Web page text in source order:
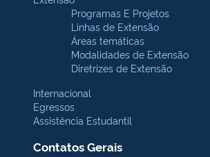
Programas E Projetos
Linhas de Extensão
Áreas temáticas
Modalidades de Extensão
Diretrizes de Extensão
Internacional
Egressos
Assistência Estudantil
Contatos Gerais